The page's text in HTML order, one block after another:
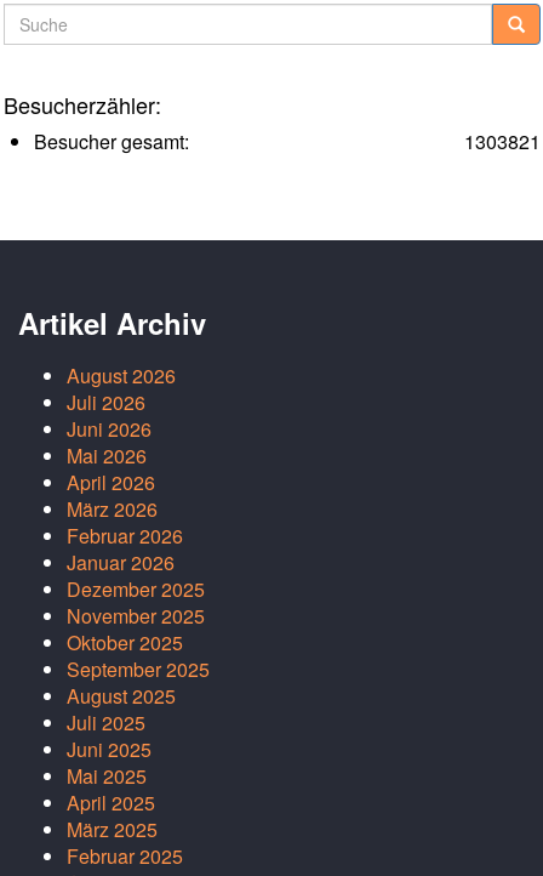
Suche
Besucherzähler:
1303821
Besucher gesamt:
Artikel Archiv
August 2026
Juli 2026
Juni 2026
Mai 2026
April 2026
März 2026
Februar 2026
Januar 2026
Dezember 2025
November 2025
Oktober 2025
September 2025
August 2025
Juli 2025
Juni 2025
Mai 2025
April 2025
März 2025
Februar 2025